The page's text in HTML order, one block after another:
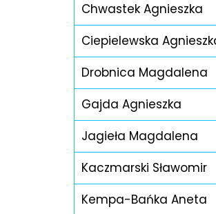
Chwastek Agnieszka
Ciepielewska
Drobnica Magdalena
Gajda Agnieszka
Jagieła Magdalena
Kaczmarski Sławomir
Kempa-Bańka Aneta